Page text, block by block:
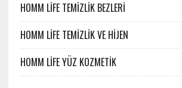
HOMM LİFE TEMİZLİK BEZLERİ
HOMM LİFE TEMİZLİK VE HİJEN
HOMM LİFE YÜZ KOZMETİK